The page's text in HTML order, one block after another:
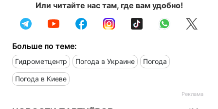
Или читайте нас там, где вам удобно!
Больше по теме:
Гидрометцентр Погода в Украине Погода
Погода в Киеве